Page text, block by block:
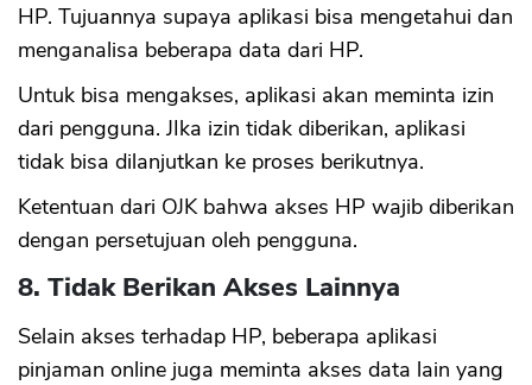
HP. Tujuannya supaya aplikasi bisa mengetahui dan
menganalisa beberapa data dari HP.
Untuk bisa mengakses, aplikasi akan meminta izin
dari pengguna. JIka izin tidak diberikan, aplikasi
tidak bisa dilanjutkan ke proses berikutnya.
Ketentuan dari OJK bahwa akses HP wajib diberikan
dengan persetujuan oleh pengguna.
8. Tidak Berikan Akses Lainnya
Selain akses terhadap HP, beberapa aplikasi
pinjaman online juga meminta akses data lain yang